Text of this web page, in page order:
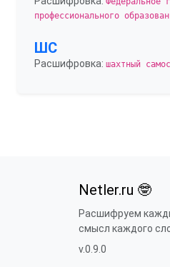
профессионального
ШС
Расшифровка: шахтный
Netler.ru 🤓
Расшифруем
смысл каждого
v.0.9.0